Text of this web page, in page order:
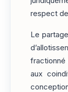
respect
Le
fractionné
aux